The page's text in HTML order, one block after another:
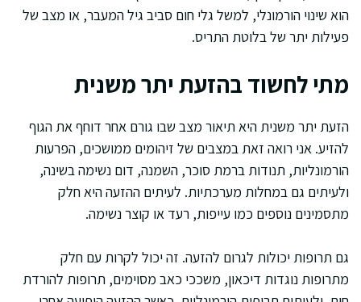
הוא שינוי הורמונלי, למשל גלי חום סביב גיל המעבר, או מצב של
פעילות יתר של בלוטת התריס.
מתי לחשוד בהזעת יתר משנית
הזעת יתר משנית היא תיאור מצב שבו גורם אחר דוחף את הגוף
להזיע. אני רואה זאת במצבים של זיהומים ממושכים, הפרעות
הורמונליות, תנודות ברמת סוכר, השמנה, דום נשימה בשינה,
ולעיתים גם במחלות מערכתיות. לעיתים ההזעה היא חלק
מתסמינים נוספים כמו עייפות, רעד או קוצר נשימה.
גם תרופות יכולות לגרום להזעה. זה יכול לקרות עם חלק
מתרופות נוגדות דיכאון, משככי כאב מסוימים, תרופות להורדת